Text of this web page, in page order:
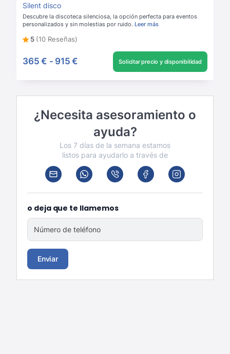
Silent disco
Descubre la discoteca silenciosa, la opción perfecta para eventos
personalizados y sin molestias por ruido. Leer más
5 (10 Reseñas)
365 € - 915 € Solicitar precio y disponibilidad
¿Necesita asesoramiento o
ayuda?
Los 7 días de la semana estamos
listos para ayudarlo a través de
o deja que te llamemos
Número de teléfono
Enviar